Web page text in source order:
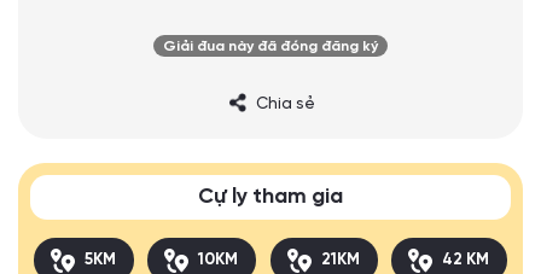
Giải đua này đã đóng đăng ký
Chia sẻ
Cự ly tham gia
5KM 10KM 21KM 42 KM